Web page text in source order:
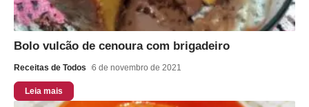
Bolo vulcão de cenoura com brigadeiro
Receitas de Todos 6 de novembro de 2021
Leia mais